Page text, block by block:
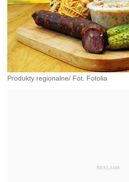
Produkty regionalne/ Fot. Fotolia